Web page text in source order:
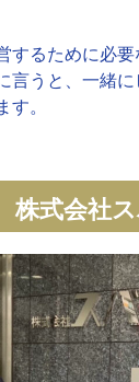
するために必
言うと、一緒
す。
株式会社